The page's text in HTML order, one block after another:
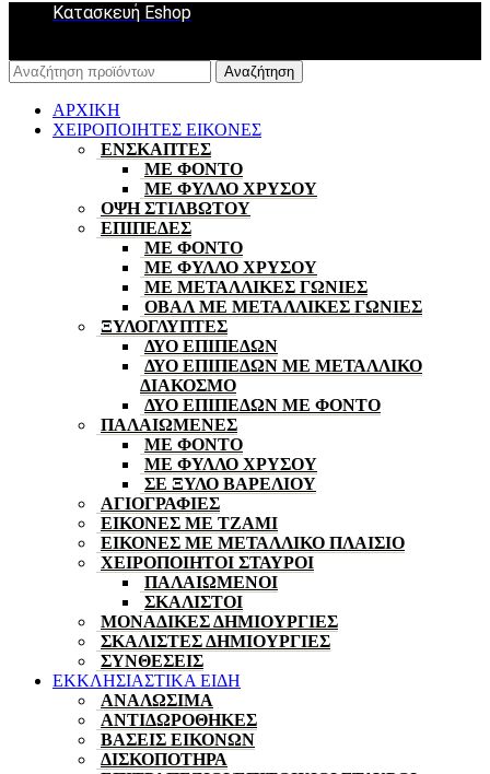
Κατασκευή Eshop
Αναζήτηση
ΑΡΧΙΚΗ
ΧΕΙΡΟΠΟΙΗΤΕΣ ΕΙΚΟΝΕΣ
ΕΝΣΚΑΠΤΕΣ
ΜΕ ΦΟΝΤΟ
ΜΕ ΦΥΛΛΟ ΧΡΥΣΟΥ
ΟΨΗ ΣΤΙΛΒΩΤΟΥ
ΕΠΙΠΕΔΕΣ
ΜΕ ΦΟΝΤΟ
ΜΕ ΦΥΛΛΟ ΧΡΥΣΟΥ
ΜΕ ΜΕΤΑΛΛΙΚΕΣ ΓΩΝΙΕΣ
ΟΒΑΛ ΜΕ ΜΕΤΑΛΛΙΚΕΣ ΓΩΝΙΕΣ
ΞΥΛΟΓΛΥΠΤΕΣ
ΔΥΟ ΕΠΙΠΕΔΩΝ
ΔΥΟ ΕΠΙΠΕΔΩΝ ΜΕ ΜΕΤΑΛΛΙΚΟ
ΔΙΑΚΟΣΜΟ
ΔΥΟ ΕΠΙΠΕΔΩΝ ΜΕ ΦΟΝΤΟ
ΠΑΛΑΙΩΜΕΝΕΣ
ΜΕ ΦΟΝΤΟ
ΜΕ ΦΥΛΛΟ ΧΡΥΣΟΥ
ΣΕ ΞΥΛΟ ΒΑΡΕΛΙΟΥ
ΑΓΙΟΓΡΑΦΙΕΣ
ΕΙΚΟΝΕΣ ΜΕ ΤΖΑΜΙ
ΕΙΚΟΝΕΣ ΜΕ ΜΕΤΑΛΛΙΚΟ ΠΛΑΙΣΙΟ
ΧΕΙΡΟΠΟΙΗΤΟΙ ΣΤΑΥΡΟΙ
ΠΑΛΑΙΩΜΕΝΟΙ
ΣΚΑΛΙΣΤΟΙ
ΜΟΝΑΔΙΚΕΣ ΔΗΜΙΟΥΡΓΙΕΣ
ΣΚΑΛΙΣΤΕΣ ΔΗΜΙΟΥΡΓΙΕΣ
ΣΥΝΘΕΣΕΙΣ
ΕΚΚΛΗΣΙΑΣΤΙΚΑ ΕΙΔΗ
ΑΝΑΛΩΣΙΜΑ
ΑΝΤΙΔΩΡΟΘΗΚΕΣ
ΒΑΣΕΙΣ ΕΙΚΟΝΩΝ
ΔΙΣΚΟΠΟΤΗΡΑ